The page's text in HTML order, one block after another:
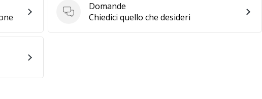
Domande
Domande
Chiedici quello che desideri